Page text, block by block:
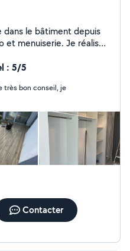
et menuiserie. Je réalise
: 5/5
très bon conseil, je
Contacter